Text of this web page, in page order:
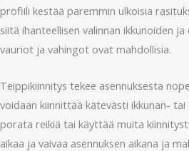
profiili kestää paremmin ulkoisia
siitä ihanteellisen valinnan ikkunoiden
vauriot ja vahingot ovat mahdollisia.
Teippikiinnitys tekee asennuksesta
voidaan kiinnittää kätevästi ikkunan-
porata reikiä tai käyttää muita
aikaa ja vaivaa asennuksen aikana ja